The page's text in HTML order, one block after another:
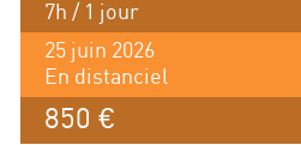
7h / 1 jour
25 juin 2026
En distanciel
850 €